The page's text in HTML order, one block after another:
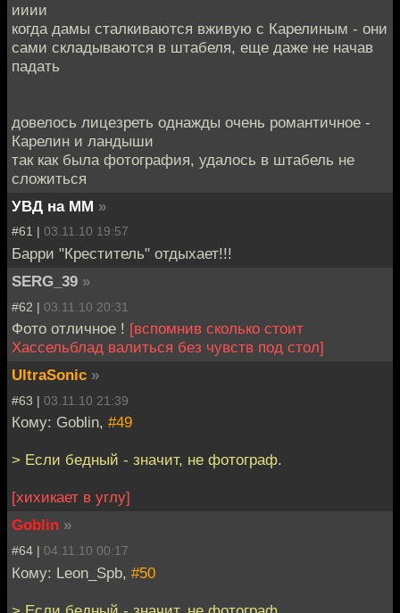
ииии
когда дамы сталкиваются вживую с Карелиным - они
сами складываются в штабеля, еще даже не начав
падать
довелось лицезреть однажды очень романтичное -
Карелин и ландыши
так как была фотография, удалось в штабель не
сложиться
УВД на ММ »
#61 | 03.11.10 19:57
Барри "Креститель" отдыхает!!!
SERG_39 »
#62 | 03.11.10 20:31
Фото отличное ! [вспомнив сколько стоит
Хассельблад валиться без чувств под стол]
UltraSonic »
#63 | 03.11.10 21:39
Кому: Goblin, #49
> Если бедный - значит, не фотограф.
[хихикает в углу]
Goblin »
#64 | 04.11.10 00:17
Кому: Leon_Spb, #50